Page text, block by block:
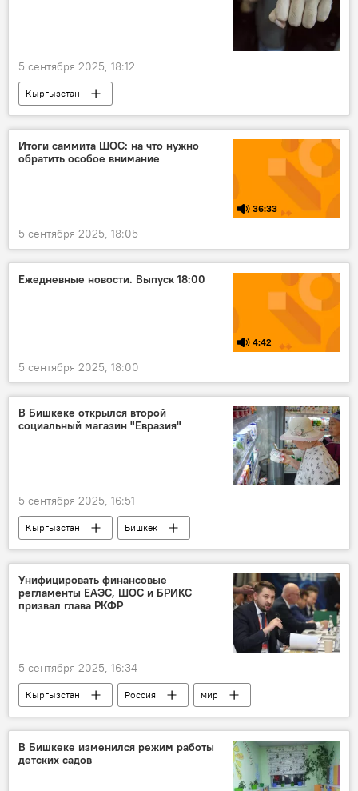
5 сентября 2025, 18:12
Кыргызстан
Государственная пограничная служба КР
насилие
задержание
прокуратура
Итоги саммита ШОС: на что нужно
обратить особое внимание
36:33
5 сентября 2025, 18:05
Ежедневные новости. Выпуск 18:00
4:42
5 сентября 2025, 18:00
В Бишкеке открылся второй
социальный магазин "Евразия"
5 сентября 2025, 16:51
Кыргызстан
Бишкек
АНО "Евразия"
магазин продукты
Унифицировать финансовые
регламенты ЕАЭС, ШОС и БРИКС
призвал глава РКФР
5 сентября 2025, 16:34
Кыргызстан Россия
мир
санкции
технологии
ШОС
БРИКС
ЕАЭС
РКФР
Артем Новиков
В Бишкеке изменился режим работы
детских садов